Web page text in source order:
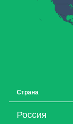
Страна
Россия